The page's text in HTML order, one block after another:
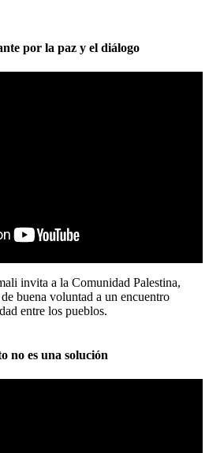
por la paz y el diálogo
invita a la Comunidad Palestina,
buena voluntad a un encuentro
entre los pueblos.
no es una solución